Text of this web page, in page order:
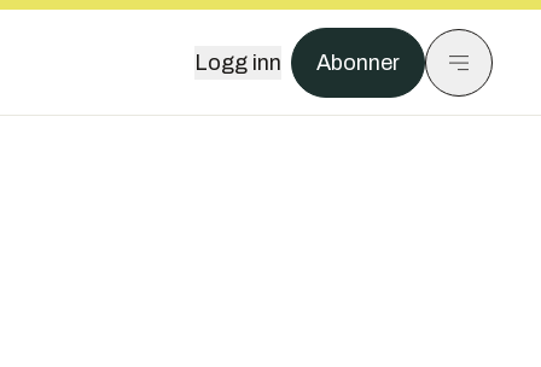
Logg inn Abonner